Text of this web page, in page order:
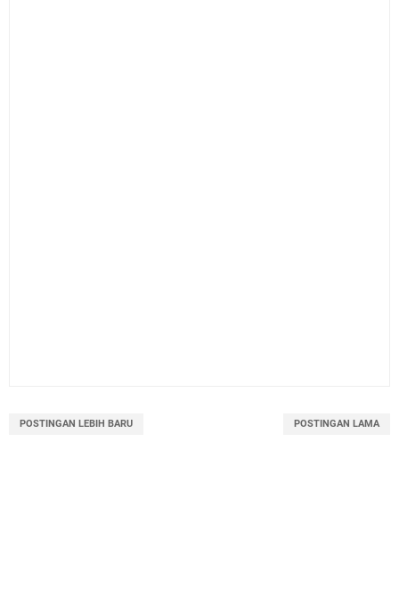
POSTINGAN LEBIH BARU POSTINGAN LAMA